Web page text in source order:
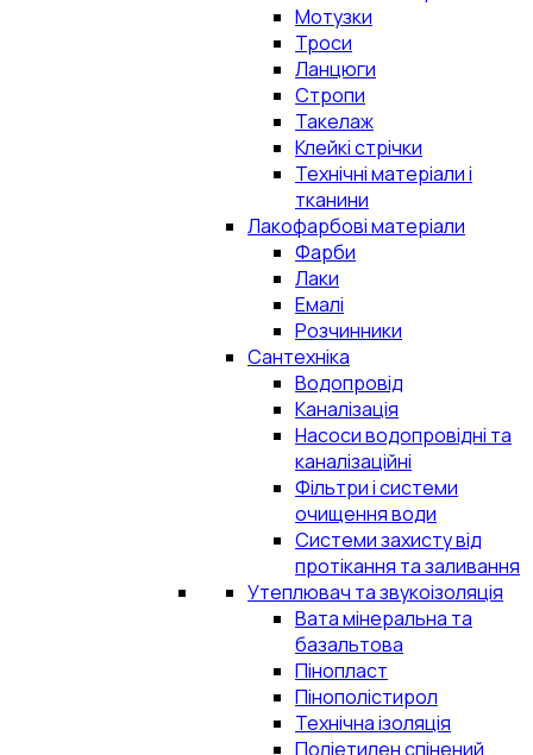
Мотузки
Троси
Ланцюги
Стропи
Такелаж
Клейкі стрічки
Технічні матеріали і
тканини
Лакофарбові матеріали
Фарби
Лаки
Емалі
Розчинники
Сантехніка
Водопровід
Каналізація
Насоси водопровідні та
каналізаційні
Фільтри і системи
очищення води
Системи захисту від
протікання та заливання
Утеплювач та звукоізоляція
Вата мінеральна та
базальтова
Пінопласт
Пінополістирол
Технічна ізоляція
Поліетилен спінений